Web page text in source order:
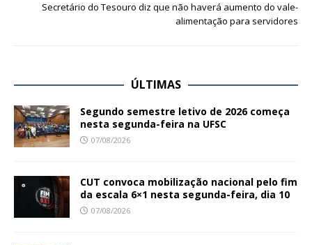
Secretário do Tesouro diz que não haverá aumento do vale-
alimentação para servidores
ÚLTIMAS
Segundo semestre letivo de 2026 começa
nesta segunda-feira na UFSC
07/08/2026
CUT convoca mobilização nacional pelo fim
da escala 6×1 nesta segunda-feira, dia 10
07/08/2026